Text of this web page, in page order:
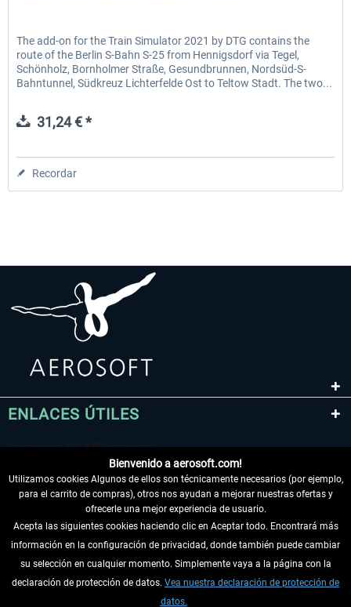
The add-on for the Train Simulator 2021 by DTG contains the
route of the Berlin S-Bahn S-25 from Hennigsdorf via Tegel,
Schönholz, Bornholmer Straße, Gesundbrunnen, Nordsüd-S-
Bahntunnel, Südkreuz Lichterfelde Ost to Teltow Stadt. The two...
31,24 € *
Recordar
ENLACES ÚTILES
DESISTIR DEL CONTRATO
INFORMACIÓN
Bienvenido a aerosoft.com!
Utilizamos cookies Algunos de ellos son técnicamente necesarios (por ejemplo,
para el carrito de compras), otros nos ayudan a mejorar nuestras ofertas y
ofrecerle una mejor experiencia de usuario.
Acepta las siguientes cookies haciendo clic en Aceptar todo. Encontrará más
información en la configuración de privacidad, donde también puede cambiar
su selección en cualquier momento. Simplemente vaya a la página con la
declaración de protección de datos. Vea nuestra declaración de protección de
datos.